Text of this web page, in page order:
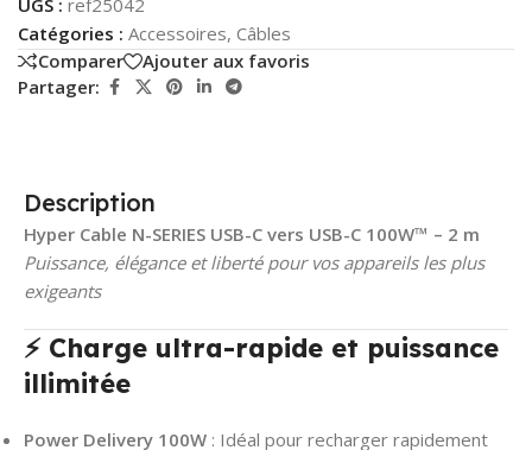
Catégories : Accessoires, Câbles
Comparer
Ajouter aux favoris
Partager:
Description
Hyper Cable N-SERIES USB-C vers USB-C 100W™ – 2 m
Puissance, élégance et liberté pour vos appareils les plus
exigeants
⚡ Charge ultra-rapide et puissance
illimitée
Power Delivery 100W : Idéal pour recharger rapidement